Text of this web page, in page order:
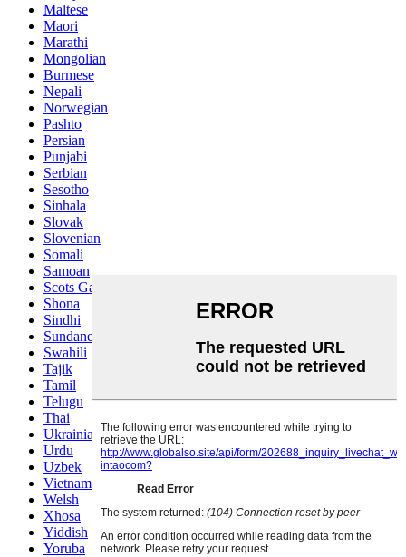
Maltese
Maori
Marathi
Mongolian
Burmese
Nepali
Norwegian
Pashto
Persian
Punjabi
Serbian
Sesotho
Sinhala
Slovak
Slovenian
Somali
Samoan
Scots Gaelic
Shona
Sindhi
Sundanese
Swahili
Tajik
Tamil
Telugu
Thai
Ukrainian
Urdu
Uzbek
Vietnamese
Welsh
Xhosa
Yiddish
Yoruba